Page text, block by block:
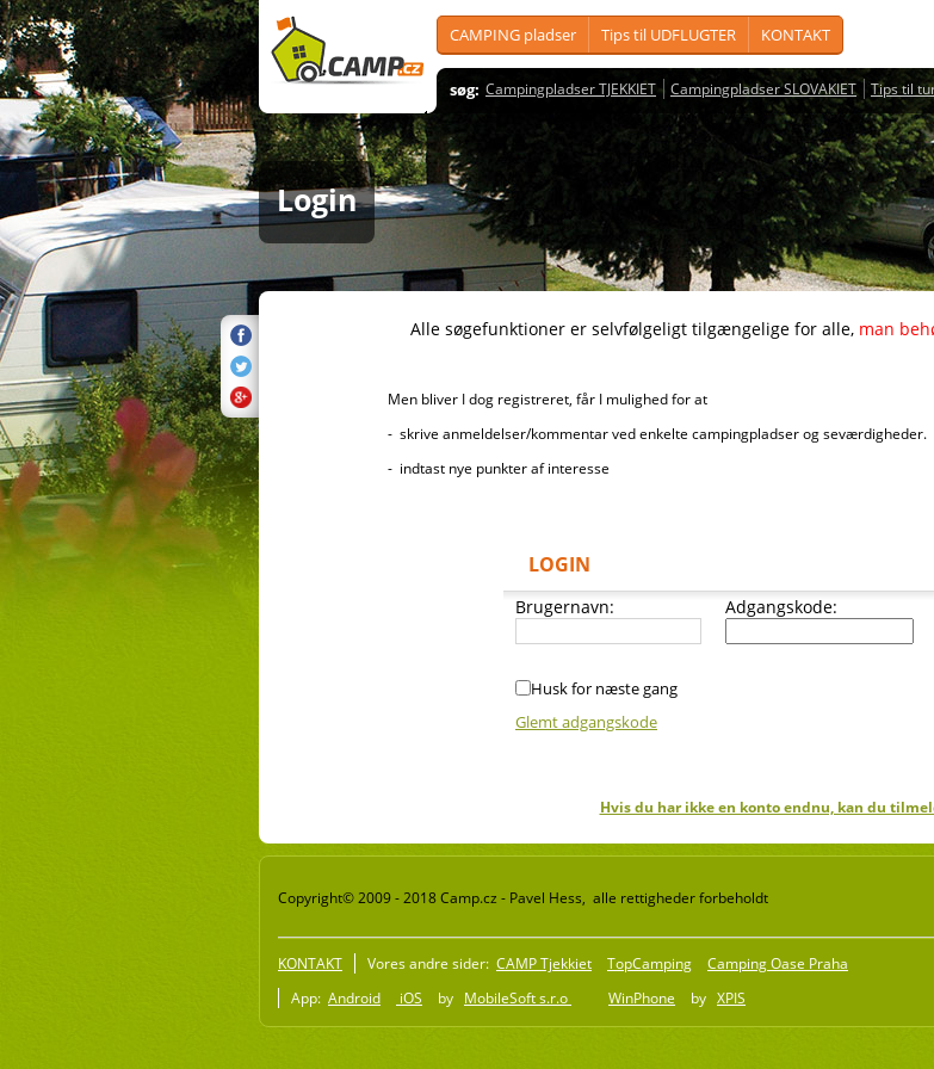
CAMPING pladser Tips til UDFLUGTER KONTAKT
søg: Campingpladser TJEKKIET Campingpladser SLOVAKIET Tips til
Login
Alle søgefunktioner er selvfølgeligt tilgængelige for alle, man
Men bliver I dog registreret, får I mulighed for at
- skrive anmeldelser/kommentar ved enkelte campingpladser og seværdigheder.
- indtast nye punkter af interesse
LOGIN
Brugernavn: Adgangskode:
Husk for næste gang
Glemt adgangskode
Hvis du har ikke en konto endnu, kan du
Copyright© 2009 - 2018 Camp.cz - Pavel Hess, alle rettigheder forbeholdt
KONTAKT Vores andre sider: CAMP Tjekkiet TopCamping
Camping Oase Praha
App: Android iOS by MobileSoft s.r.o WinPhone by XPIS